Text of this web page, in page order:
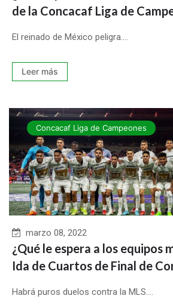
de la Concacaf Liga de
El reinado de México peligra....
Leer más
Concacaf Liga de Campeones
marzo 08, 2022
¿Qué le espera a los equipos
Ida de Cuartos de Final de
Habrá puros duelos contra la MLS....